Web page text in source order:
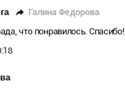
Галина Федорова
что понравилось. Спасибо!